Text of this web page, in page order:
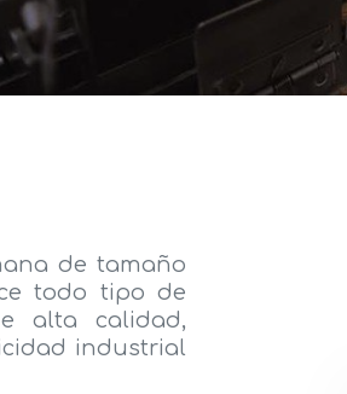
de tamaño
todo tipo de
alta calidad,
industrial